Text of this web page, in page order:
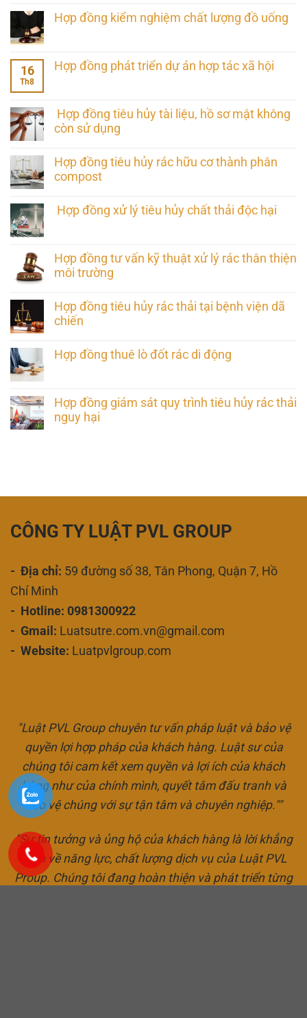
Hợp đồng kiểm nghiệm chất lượng đồ uống
16
Th8
Hợp đồng phát triển dự án hợp tác xã hội
Hợp đồng tiêu hủy tài liệu, hồ sơ mật không
còn sử dụng
Hợp đồng tiêu hủy rác hữu cơ thành phân
compost
Hợp đồng xử lý tiêu hủy chất thải độc hại
Hợp đồng tư vấn kỹ thuật xử lý rác thân thiện
môi trường
Hợp đồng tiêu hủy rác thải tại bệnh viện dã
chiến
Hợp đồng thuê lò đốt rác di động
Hợp đồng giám sát quy trình tiêu hủy rác thải
nguy hại
CÔNG TY LUẬT PVL GROUP
- Địa chỉ: 59 đường số 38, Tân Phong, Quận 7, Hồ
Chí Minh
- Hotline: 0981300922
- Gmail: Luatsutre.com.vn@gmail.com
- Website: Luatpvlgroup.com
"Luật PVL Group chuyên tư vấn pháp luật và bảo vệ
quyền lợi hợp pháp của khách hàng. Luật sư của
chúng tôi cam kết xem quyền và lợi ích của khách
hàng như của chính mình, quyết tâm đấu tranh và
bảo vệ chúng với sự tận tâm và chuyên nghiệp.""
"Sự tin tưởng và ủng hộ của khách hàng là lời khẳng
định về năng lực, chất lượng dịch vụ của Luật PVL
Proup. Chúng tôi đang hoàn thiện và phát triển từng